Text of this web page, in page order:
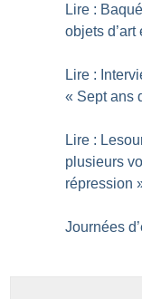
Lire :
objets d’art
Lire :
« Sept ans
Lire :
plusieurs
répression
Journées